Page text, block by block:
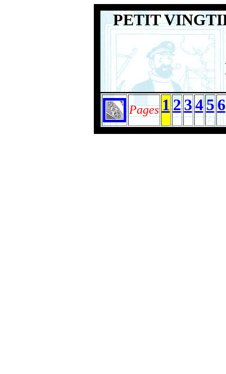
PETIT
Pages 123456